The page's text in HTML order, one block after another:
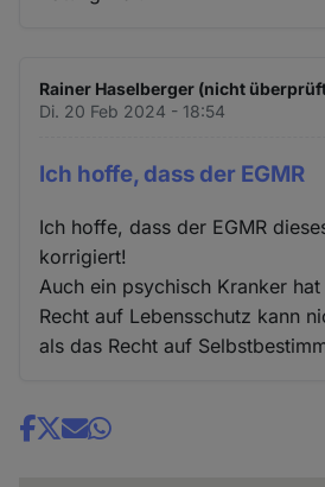
Rainer Haselberger (nicht
Di. 20 Feb 2024 - 18:54
Ich hoffe, dass der EGMR
Ich hoffe, dass der EGMR
korrigiert!
Auch ein psychisch Kranker
Recht auf Lebensschutz kann
als das Recht auf
Share